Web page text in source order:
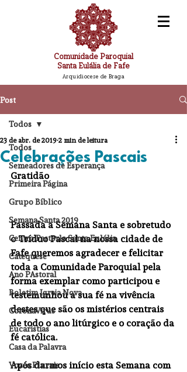
Comunidade Paroquial
Santa Eulália de Fafe
Arquidiocese de Braga
Post
Todos
Semeadores de Esperança
Primeira Página
Grupo Bíblico
Semana Santa 2019
Centro Pastorla Santa Eulália
Catequese
Ano PAstoral
Boletim Igreja Nova
CoronaVirus
Eucaristias
Casa da Palavra
Vozes Plurais
Todos
Celebrações Pascais
23 de abr. de 2019 2 min de leitura
Gratidão
Passada a Semana Santa e sobretudo
o Tríduo Pascal na nossa cidade de
Fafe queremos agradecer e felicitar
toda a Comunidade Paroquial pela
forma exemplar como participou e
testemunhou a sua fé na vivência
destes que são os mistérios centrais
de todo o ano litúrgico e o coração da
fé católica.
Após darmos início esta Semana com